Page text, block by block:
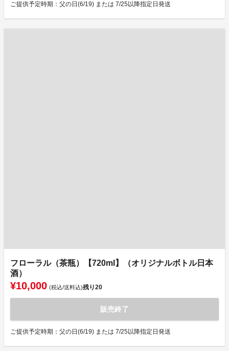
ご提供予定時期：父の日(6/19) または 7/25以降指定日発送
フローラル（茶瓶）【720ml】（オリジナルボトル日本
酒）
¥10,000 (税込/送料込)残り20
販売終了
ご提供予定時期：父の日(6/19) または 7/25以降指定日発送